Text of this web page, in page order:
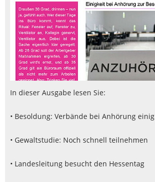
In dieser Ausgabe lesen Sie:
• Besoldung: Verbände bei Anhörung einig
• Gewaltstudie: Noch schnell teilnehmen
• Landesleitung besucht den Hessentag